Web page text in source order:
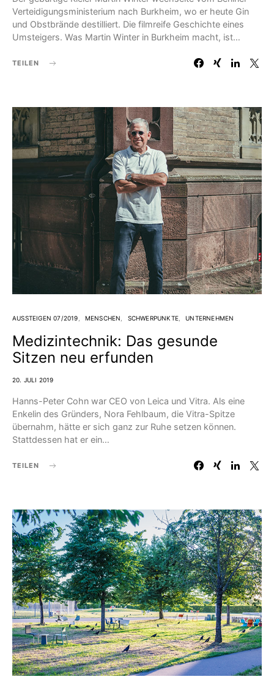
Verteidigungsministerium nach Burkheim, wo er heute Gin
und Obstbrände destilliert. Die filmreife Geschichte eines
Umsteigers. Was Martin Winter in Burkheim macht, ist…
TEILEN
AUSSTEIGEN 07/2019 MENSCHEN SCHWERPUNKTE UNTERNEHMEN
Medizintechnik: Das gesunde
Sitzen neu erfunden
20. JULI 2019
Hanns-Peter Cohn war CEO von Leica und Vitra. Als eine
Enkelin des Gründers, Nora Fehlbaum, die Vitra-Spitze
übernahm, hätte er sich ganz zur Ruhe setzen können.
Stattdessen hat er ein…
TEILEN